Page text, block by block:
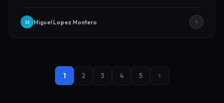
M Miguel Lopez Montero
1 2 3 4 5